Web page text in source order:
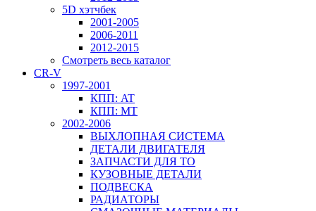
5D хэтчбек
2001-2005
2006-2011
2012-2015
Смотреть весь каталог
CR-V
1997-2001
КПП: AT
КПП: MT
2002-2006
ВЫХЛОПНАЯ СИСТЕМА
ДЕТАЛИ ДВИГАТЕЛЯ
ЗАПЧАСТИ ДЛЯ ТО
КУЗОВНЫЕ ДЕТАЛИ
ПОДВЕСКА
РАДИАТОРЫ